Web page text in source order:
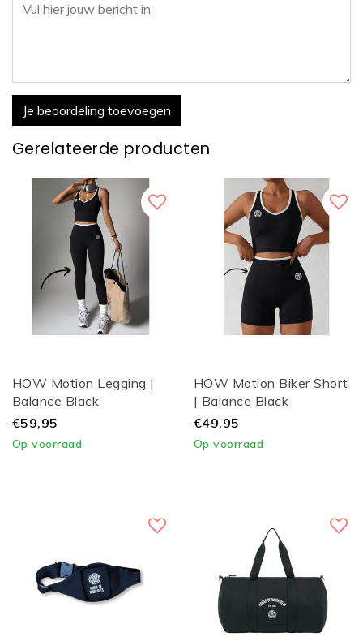
Je beoordeling toevoegen
Gerelateerde producten
HOW Motion Legging |
Balance Black
€59,95
Op voorraad
HOW Motion Biker Short
| Balance Black
€49,95
Op voorraad